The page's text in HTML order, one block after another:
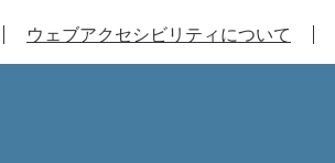
ウェブアクセシビリティについて